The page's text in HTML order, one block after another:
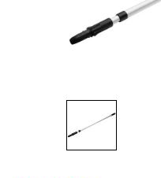
& sikkerhed
& standere
udendørs spa